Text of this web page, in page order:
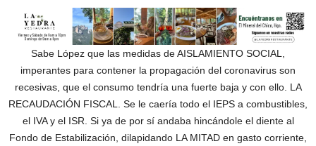
Sabe López que las medidas de AISLAMIENTO SOCIAL,
imperantes para contener la propagación del coronavirus son
recesivas, que el consumo tendría una fuerte baja y con ello. LA
RECAUDACIÓN FISCAL. Se le caería todo el IEPS a combustibles,
el IVA y el ISR. Si ya de por sí andaba hincándole el diente al
Fondo de Estabilización, dilapidando LA MITAD en gasto corriente,